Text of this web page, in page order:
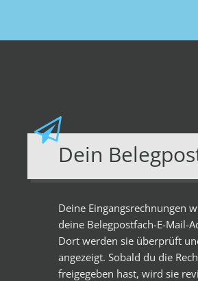
Dein
Deine Eingangsrechnungen
deine Belegpostfach-E-Mail-
Dort werden sie überprüft
angezeigt. Sobald du die
freigegeben hast, wird sie